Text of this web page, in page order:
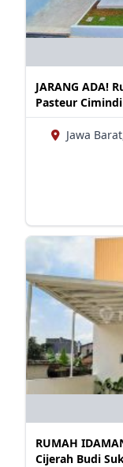
JARANG ADA!
Pasteur
Jawa
RUMAH
Cijerah Budi